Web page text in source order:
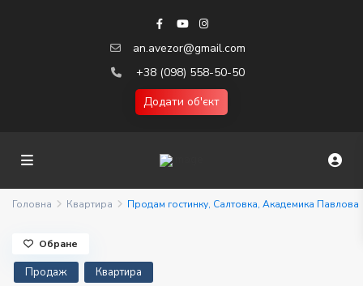
an.avezor@gmail.com
+38 (098) 558-50-50
Додати об'єкт
Головна Квартира Продам гостинку, Салтовка, Академика Павлова
Продаж Квартира
Обране